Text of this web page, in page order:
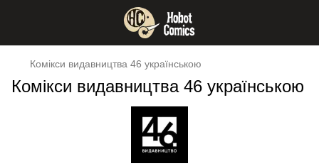
Комікси видавництва 46 українською
Комікси видавництва 46 українською